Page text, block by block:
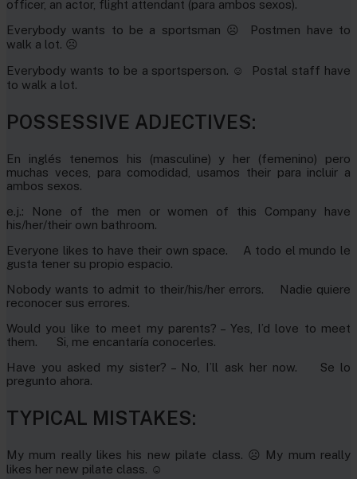
officer, an actor, flight attendant (para ambos sexos).
Everybody wants to be a sportsman ☹ Postmen have to
walk a lot. ☹
Everybody wants to be a sportsperson. ☺ Postal staff have
to walk a lot.
POSSESSIVE ADJECTIVES:
En inglés tenemos his (masculine) y her (femenino) pero
muchas veces, para comodidad, usamos their para incluir a
ambos sexos.
e.j.: None of the men or women of this Company have
his/her/their own bathroom.
Everyone likes to have their own space. A todo el mundo le
gusta tener su propio espacio.
Nobody wants to admit to their/his/her errors. Nadie quiere
reconocer sus errores.
Would you like to meet my parents? – Yes, I’d love to meet
them. Si, me encantaría conocerles.
Have you asked my sister? – No, I’ll ask her now. Se lo
pregunto ahora.
TYPICAL MISTAKES:
My mum really likes his new pilate class. ☹ My mum really
likes her new pilate class. ☺